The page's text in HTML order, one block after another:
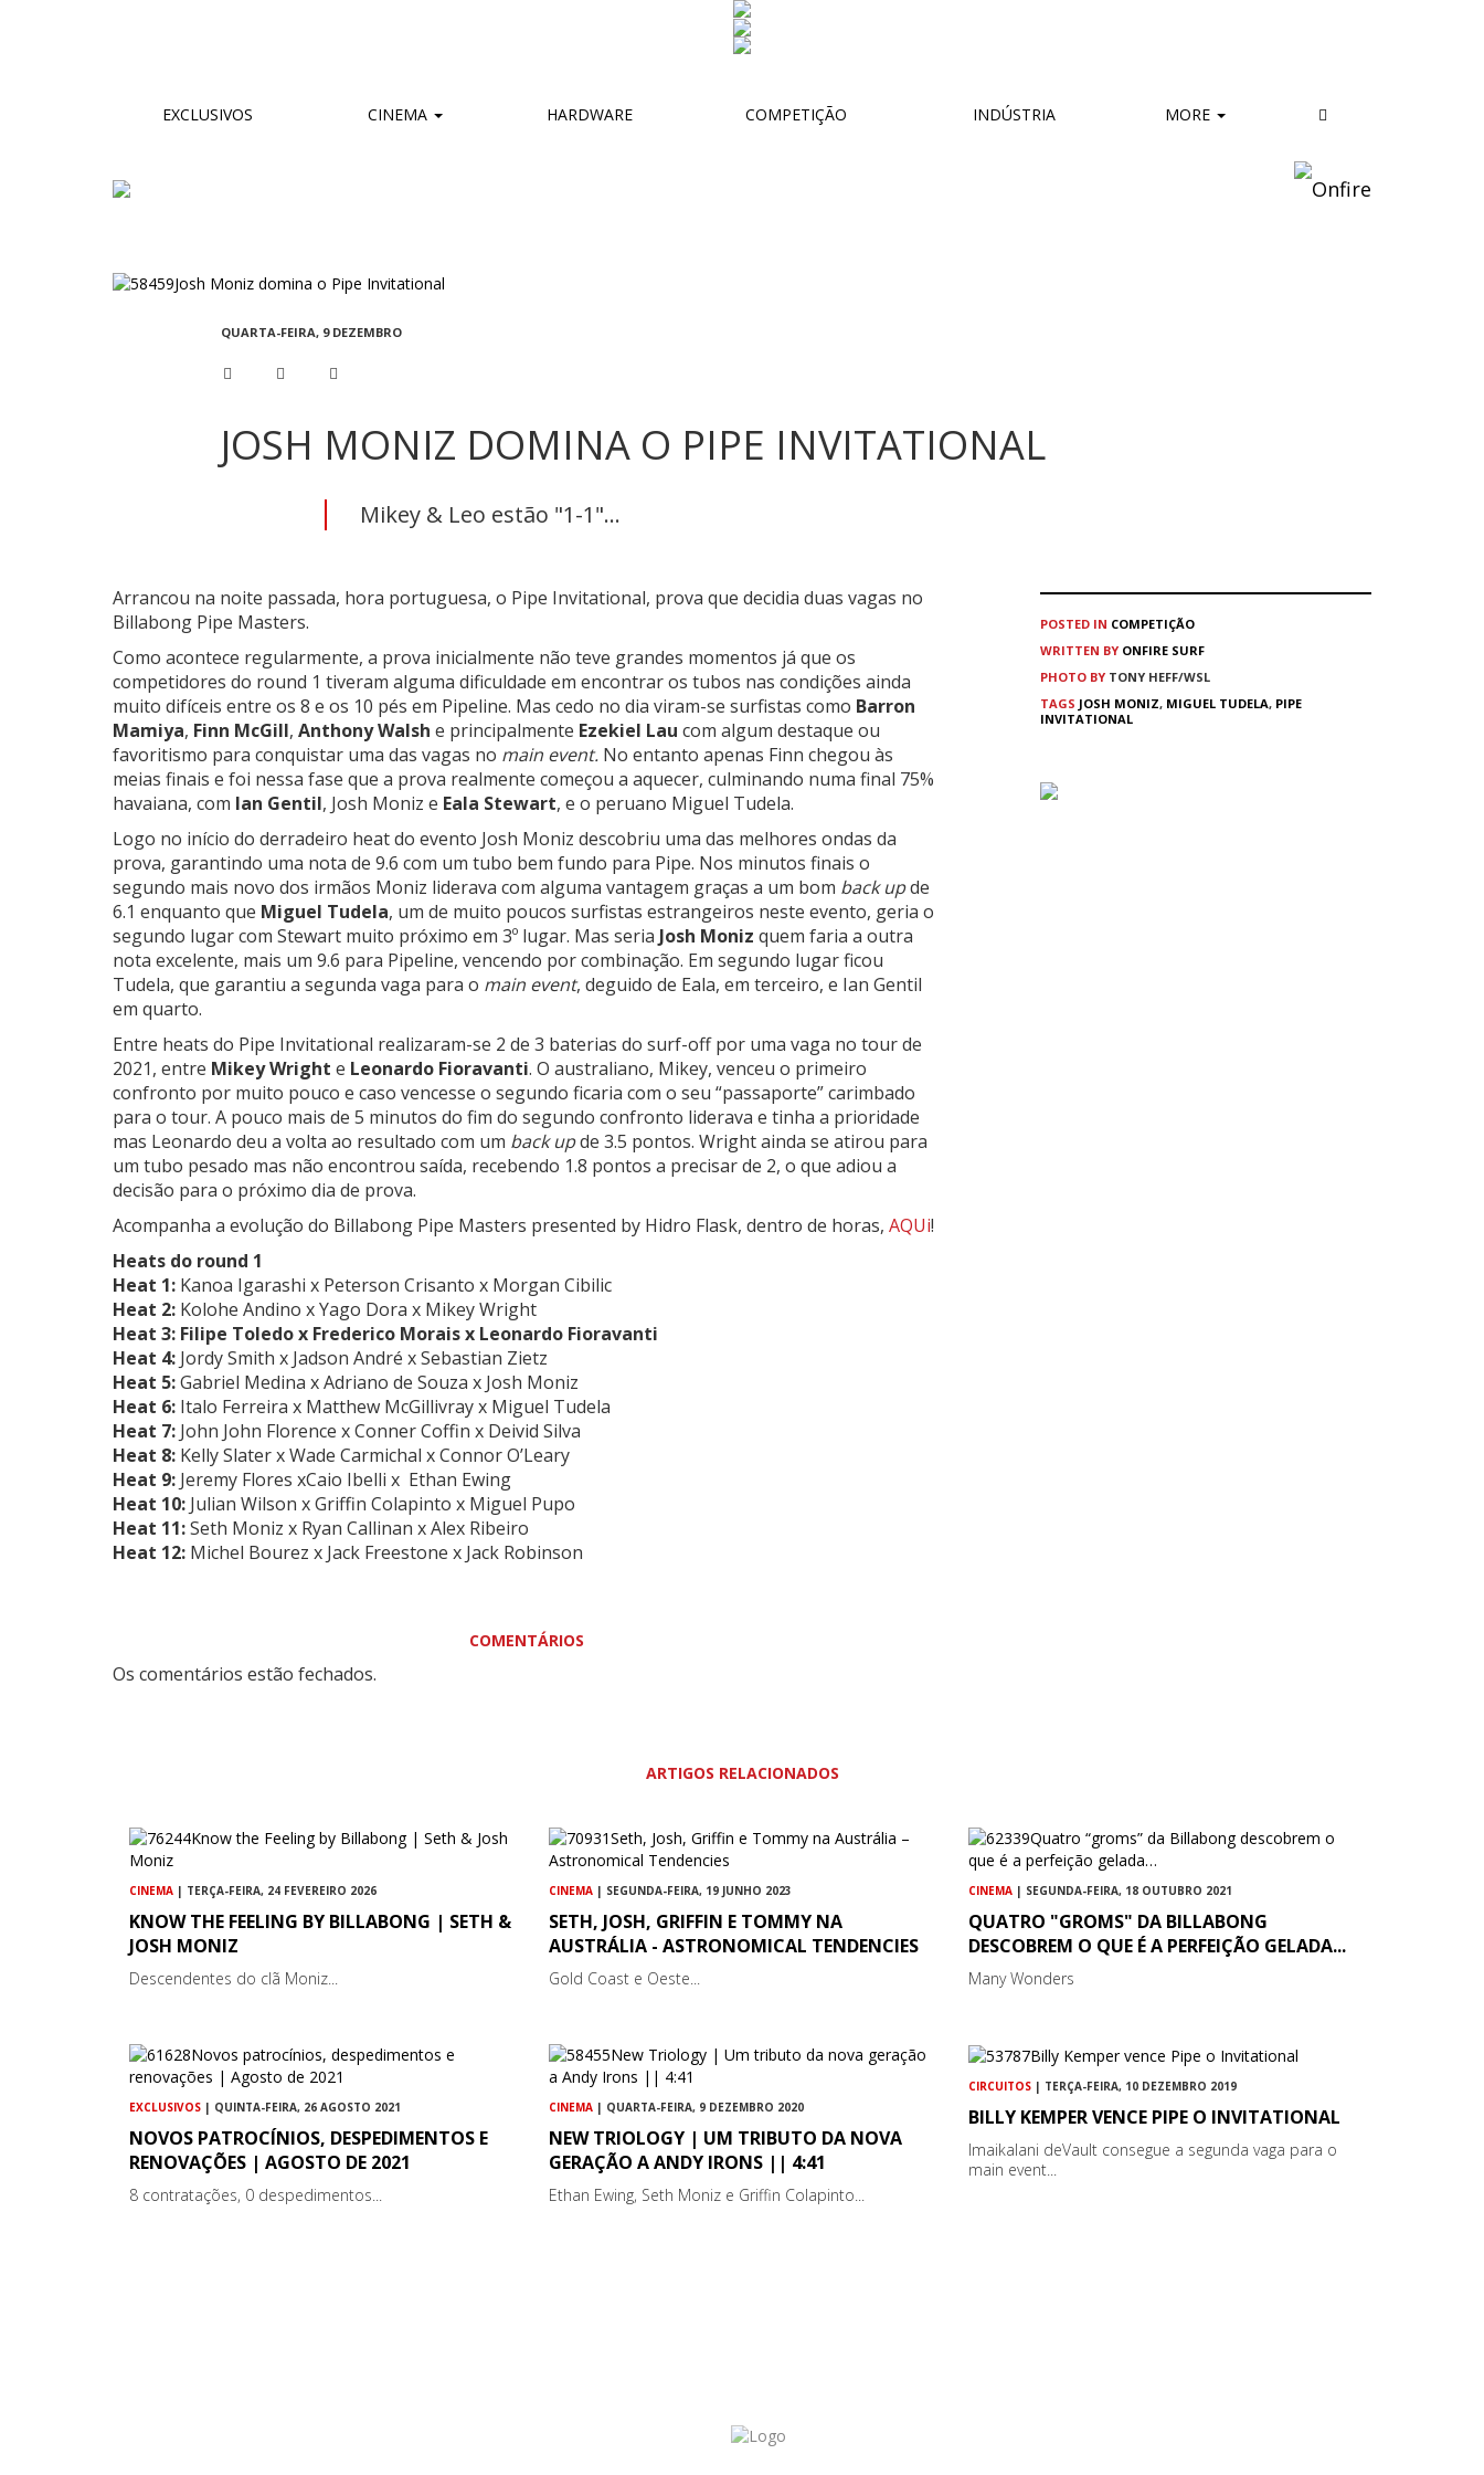
EXCLUSIVOS CINEMA HARDWARE COMPETIÇÃO INDÚSTRIA MORE
QUARTA-FEIRA, 9 DEZEMBRO
JOSH MONIZ DOMINA O PIPE INVITATIONAL
Mikey & Leo estão "1-1"...
Arrancou na noite passada, hora portuguesa, o Pipe Invitational, prova que decidia duas vagas no
Billabong Pipe Masters.
Como acontece regularmente, a prova inicialmente não teve grandes momentos já que os
competidores do round 1 tiveram alguma dificuldade em encontrar os tubos nas condições ainda
muito difíceis entre os 8 e os 10 pés em Pipeline. Mas cedo no dia viram-se surfistas como Barron
Mamiya, Finn McGill, Anthony Walsh e principalmente Ezekiel Lau com algum destaque ou
favoritismo para conquistar uma das vagas no main event. No entanto apenas Finn chegou às
meias finais e foi nessa fase que a prova realmente começou a aquecer, culminando numa final 75%
havaiana, com Ian Gentil, Josh Moniz e Eala Stewart, e o peruano Miguel Tudela.
Logo no início do derradeiro heat do evento Josh Moniz descobriu uma das melhores ondas da
prova, garantindo uma nota de 9.6 com um tubo bem fundo para Pipe. Nos minutos finais o
segundo mais novo dos irmãos Moniz liderava com alguma vantagem graças a um bom back upde
6.1 enquanto que Miguel Tudela, um de muito poucos surfistas estrangeiros neste evento, geria o
segundo lugar com Stewart muito próximo em 3º lugar. Mas seria Josh Moniz quem faria a outra
nota excelente, mais um 9.6 para Pipeline, vencendo por combinação. Em segundo lugar ficou
Tudela, que garantiu a segunda vaga para o main event, deguido de Eala, em terceiro, e Ian Gentil
em quarto.
Entre heats do Pipe Invitational realizaram-se 2 de 3 baterias do surf-off por uma vaga no tour de
2021, entre Mikey Wright e Leonardo Fioravanti. O australiano, Mikey, venceu o primeiro
confronto por muito pouco e caso vencesse o segundo ficaria com o seu “passaporte” carimbado
para o tour. A pouco mais de 5 minutos do fim do segundo confronto liderava e tinha a prioridade
mas Leonardo deu a volta ao resultado com um back upde 3.5 pontos. Wright ainda se atirou para
um tubo pesado mas não encontrou saída, recebendo 1.8 pontos a precisar de 2, o que adiou a
decisão para o próximo dia de prova.
Acompanha a evolução do Billabong Pipe Masters presented by Hidro Flask, dentro de horas, AQUi!
Heats do round 1
Heat 1: Kanoa Igarashi x Peterson Crisanto x Morgan Cibilic
Heat 2: Kolohe Andino x Yago Dora x Mikey Wright
Heat 3: Filipe Toledo x Frederico Moraisx Leonardo Fioravanti
Heat 4: Jordy Smith x Jadson André x Sebastian Zietz
Heat 5:Gabriel Medina xAdriano de Souza x Josh Moniz
Heat 6: Italo Ferreira x Matthew McGillivray x Miguel Tudela
Heat 7: John John Florence x Conner Coffin x Deivid Silva
Heat 8: Kelly Slaterx Wade Carmichal x Connor O’Leary
Heat 9: Jeremy Flores xCaio Ibelli x Ethan Ewing
Heat 10: Julian Wilson xGriffin Colapinto x Miguel Pupo
Heat 11:Seth Moniz x Ryan Callinan x Alex Ribeiro
Heat 12: Michel Bourez x Jack Freestone x Jack Robinson
COMENTÁRIOS
Os comentários estão fechados.
POSTED IN COMPETIÇÃO
WRITTEN BY ONFIRE SURF
PHOTO BY TONY HEFF/WSL
TAGS JOSH MONIZ, MIGUEL TUDELA, PIPE
INVITATIONAL
ARTIGOS RELACIONADOS
CINEMA | TERÇA-FEIRA, 24 FEVEREIRO 2026
KNOW THE FEELING BY BILLABONG | SETH &
JOSH MONIZ
Descendentes do clã Moniz...
CINEMA | SEGUNDA-FEIRA, 19 JUNHO 2023
SETH, JOSH, GRIFFIN E TOMMY NA
AUSTRÁLIA - ASTRONOMICAL TENDENCIES
Gold Coast e Oeste...
CINEMA | SEGUNDA-FEIRA, 18 OUTUBRO 2021
QUATRO "GROMS" DA BILLABONG
DESCOBREM O QUE É A PERFEIÇÃO GELADA...
Many Wonders
EXCLUSIVOS | QUINTA-FEIRA, 26 AGOSTO 2021
NOVOS PATROCÍNIOS, DESPEDIMENTOS E
RENOVAÇÕES | AGOSTO DE 2021
8 contratações, 0 despedimentos...
CINEMA | QUARTA-FEIRA, 9 DEZEMBRO 2020
NEW TRIOLOGY | UM TRIBUTO DA NOVA
GERAÇÃO A ANDY IRONS || 4:41
Ethan Ewing, Seth Moniz e Griffin Colapinto...
CIRCUITOS | TERÇA-FEIRA, 10 DEZEMBRO 2019
BILLY KEMPER VENCE PIPE O INVITATIONAL
Imaikalani deVault consegue a segunda vaga para o
main event...